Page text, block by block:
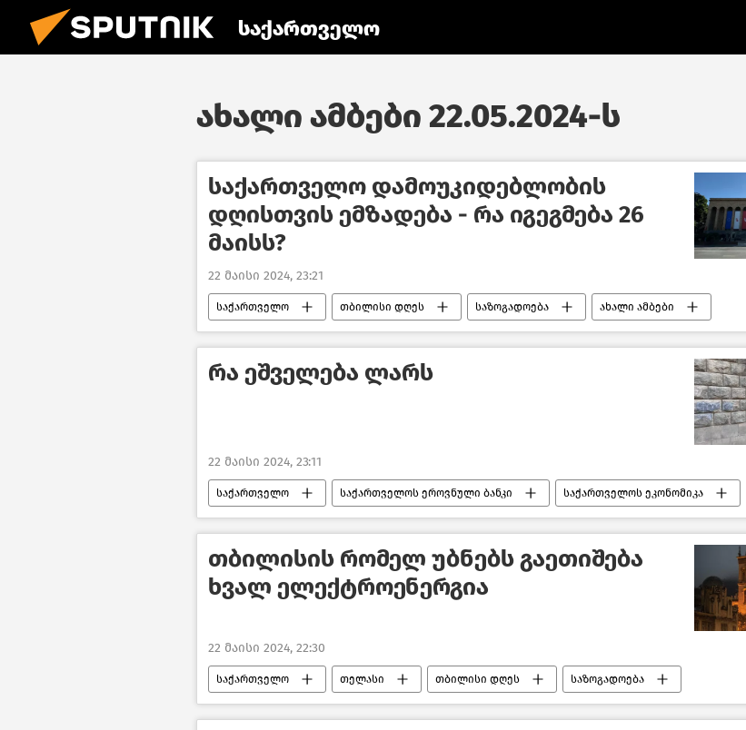
საქართველო
ახალი ამბები 22.05.2024-ს
საქართველო დამოუკიდებლობის
დღისთვის ემზადება - რა იგეგმება 26
მაისს?
22 მაისი 2024, 23:21
საქართველო თბილისი დღეს საზოგადოება ახალი ამბები
რა ეშველება ლარს
22 მაისი 2024, 23:11
საქართველო საქართველოს ეროვნული ბანკი საქართველოს ეკონომიკა
ლარის კურსი დღეს ახალი ამბები
თბილისის რომელ უბნებს გაეთიშება
ხვალ ელექტროენერგია
22 მაისი 2024, 22:30
საქართველო თელასი თბილისი დღეს საზოგადოება